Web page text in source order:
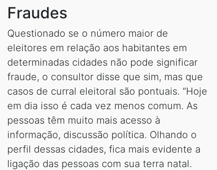
Fraudes
Questionado se o número maior de
eleitores em relação aos habitantes em
determinadas cidades não pode significar
fraude, o consultor disse que sim, mas que
casos de curral eleitoral são pontuais. “Hoje
em dia isso é cada vez menos comum. As
pessoas têm muito mais acesso à
informação, discussão política. Olhando o
perfil dessas cidades, fica mais evidente a
ligação das pessoas com sua terra natal.